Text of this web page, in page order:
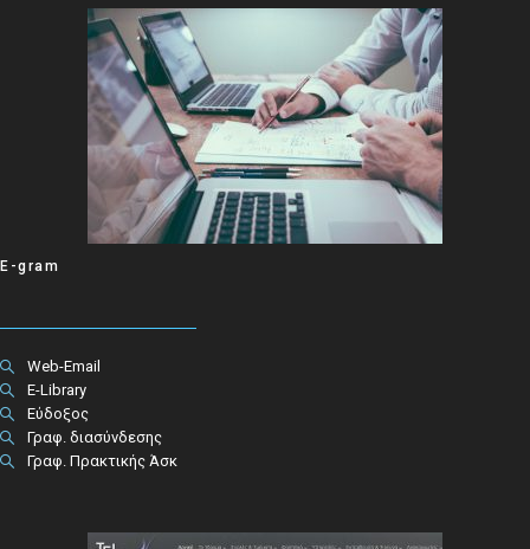
E-gram
Web-Email
E-Library
Εύδοξος
Γραφ. διασύνδεσης
Γραφ. Πρακτικής Άσκ